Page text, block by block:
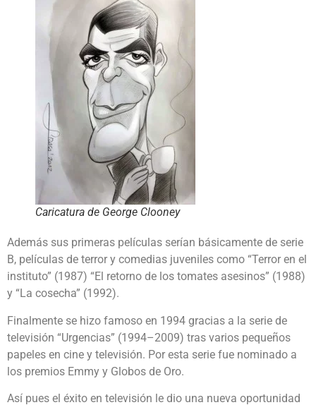
Caricatura de George Clooney
Además sus primeras películas serían básicamente de serie
B, películas de terror y comedias juveniles como “Terror en el
instituto” (1987) “El retorno de los tomates asesinos” (1988)
y “La cosecha” (1992).
Finalmente se hizo famoso en 1994 gracias a la serie de
televisión “Urgencias” (1994–2009) tras varios pequeños
papeles en cine y televisión. Por esta serie fue nominado a
los premios Emmy y Globos de Oro.
Así pues el éxito en televisión le dio una nueva oportunidad